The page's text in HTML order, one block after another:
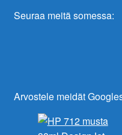
Seuraa meitä somessa:
Arvostele meidät